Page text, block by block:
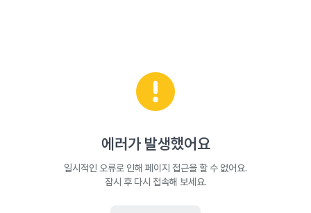
에러가 발생했어요
일시적인 오류로 인해 페이지 접근을 할 수 없어요.
잠시 후 다시 접속해 보세요.